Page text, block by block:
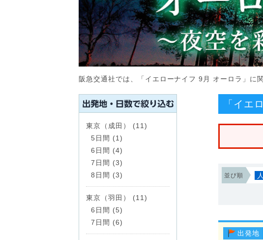
阪急交通社では、「イエローナイフ 9月 オーロラ」に
「イエ
並び順
出発地
東京（成田） (11)
5日間 (1)
6日間 (4)
7日間 (3)
8日間 (3)
東京（羽田） (11)
6日間 (5)
7日間 (6)